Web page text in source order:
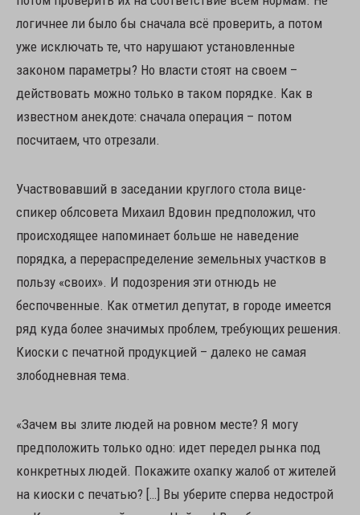
логичнее ли было бы сначала всё проверить, а потом
уже исключать те, что нарушают установленные
законом параметры? Но власти стоят на своем –
действовать можно только в таком порядке. Как в
известном анекдоте: сначала операция – потом
посчитаем, что отрезали.
Участвовавший в заседании круглого стола вице-
спикер облсовета Михаил Вдовин предположил, что
происходящее напоминает больше не наведение
порядка, а перераспределение земельных участков в
пользу «своих». И подозрения эти отнюдь не
беспочвенные. Как отметил депутат, в городе имеется
ряд куда более значимых проблем, требующих решения.
Киоски с печатной продукцией – далеко не самая
злободневная тема.
«Зачем вы злите людей на ровном месте? Я могу
предположить только одно: идет передел рынка под
конкретных людей. Покажите охапку жалоб от жителей
на киоски с печатью? […] Вы уберите сперва недострой